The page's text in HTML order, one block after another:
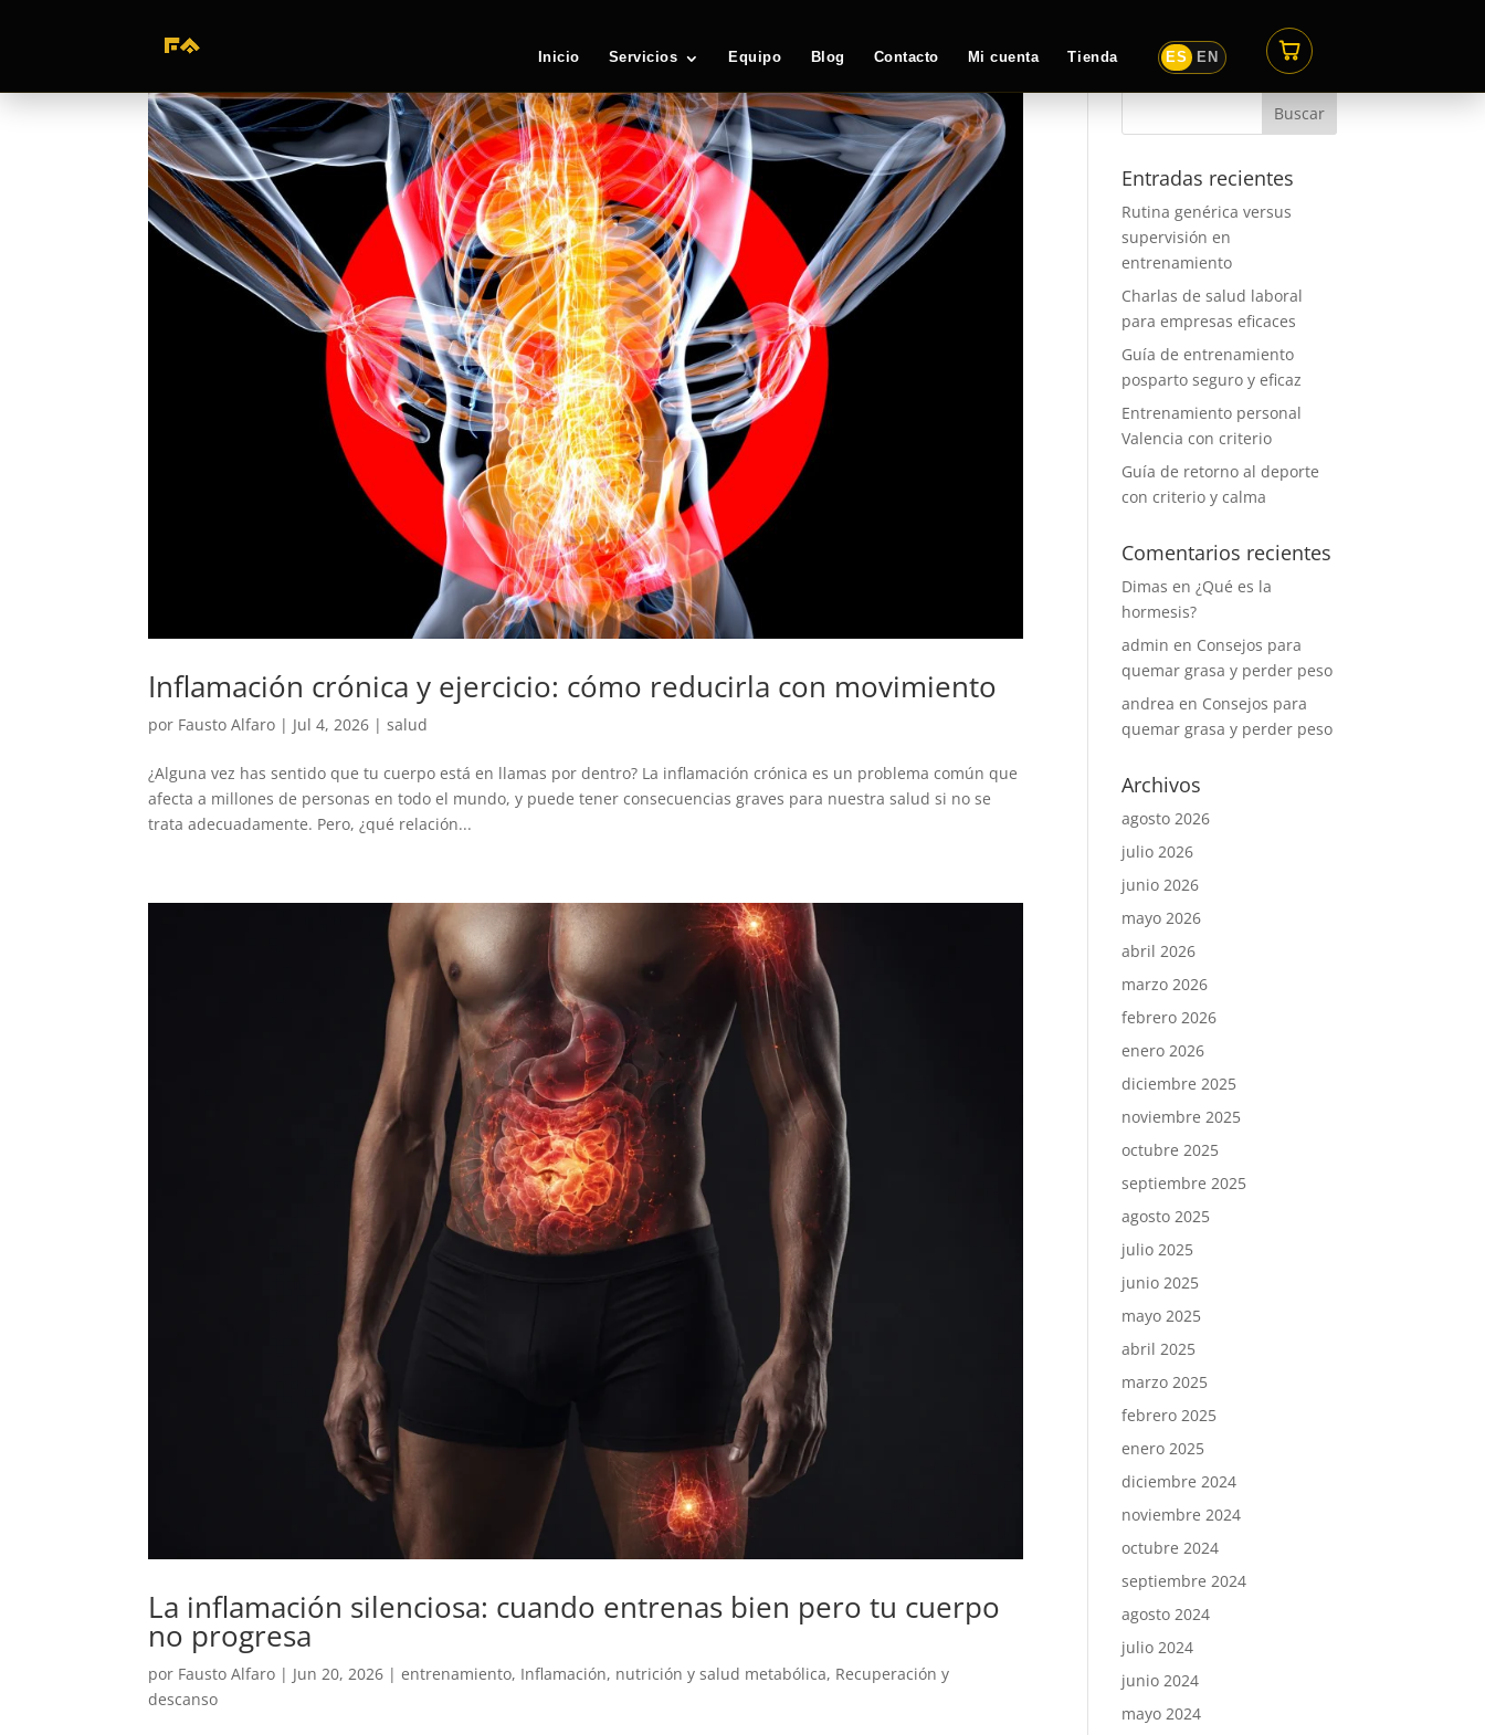
Inicio Servicios Equipo Blog Contacto Mi cuenta Tienda ES EN
Inflamación crónica y ejercicio: cómo reducirla con movimiento
por Fausto Alfaro | Jul 4, 2026 |salud
¿Alguna vez has sentido que tu cuerpo está en llamas por dentro? La inflamación crónica es un problema común que
afecta a millones de personas en todo el mundo, y puede tener consecuencias graves para nuestra salud si no se
trata adecuadamente. Pero, ¿qué relación...
La inflamación silenciosa: cuando entrenas bien pero tu cuerpo
no progresa
por Fausto Alfaro | Jun 20, 2026 |entrenamiento, Inflamación, nutrición y salud metabólica, Recuperación y
descanso
Entradas recientes
Rutina genérica versus
supervisión en
entrenamiento
Charlas de salud laboral
para empresas eficaces
Guía de entrenamiento
posparto seguro y eficaz
Entrenamiento personal
Valencia con criterio
Guía de retorno al deporte
con criterio y calma
Comentarios recientes
Dimas en¿Qué es la
hormesis?
admin en Consejos para
quemar grasa y perder peso
andrea en Consejos para
quemar grasa y perder peso
Archivos
agosto 2026
julio 2026
junio 2026
mayo 2026
abril 2026
marzo 2026
febrero 2026
enero 2026
diciembre 2025
noviembre 2025
octubre 2025
septiembre 2025
agosto 2025
julio 2025
junio 2025
mayo 2025
abril 2025
marzo 2025
febrero 2025
enero 2025
diciembre 2024
noviembre 2024
octubre 2024
septiembre 2024
agosto 2024
julio 2024
junio 2024
mayo 2024